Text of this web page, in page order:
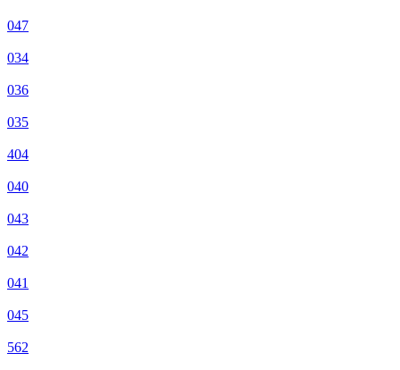
047
034
036
035
404
040
043
042
041
045
562